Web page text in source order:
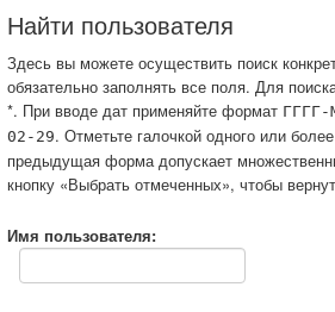
Вход
Найти пользователя
Здесь вы можете осуществить поиск
обязательно заполнять все поля. Для
*. При вводе дат применяйте формат ГГГГ-
02-29. Отметьте галочкой одного или
предыдущая форма допускает
кнопку «Выбрать отмеченных», чтобы
Имя пользователя: